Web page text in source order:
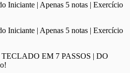
Iniciante | Apenas 5 notas | Exercício
Iniciante | Apenas 5 notas | Exercício
EM 7 PASSOS | DO